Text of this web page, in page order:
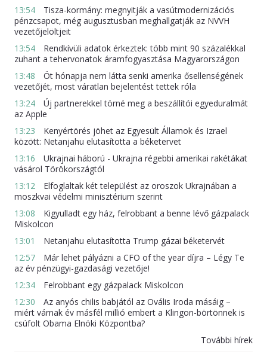
13:54
Tisza-kormány: megnyitják a vasútmodernizációs
pénzcsapot, még augusztusban meghallgatják az NVVH
vezetőjelöltjeit
13:54
Rendkívüli adatok érkeztek: több mint 90 százalékkal
zuhant a tehervonatok áramfogyasztása Magyarországon
13:48
Öt hónapja nem látta senki amerika ősellenségének
vezetőjét, most váratlan bejelentést tettek róla
13:24
Új partnerekkel törné meg a beszállítói egyeduralmát
az Apple
13:23
Kenyértörés jöhet az Egyesült Államok és Izrael
között: Netanjahu elutasította a béketervet
13:16
Ukrajnai háború - Ukrajna régebbi amerikai rakétákat
vásárol Törökországtól
13:12
Elfoglaltak két települést az oroszok Ukrajnában a
moszkvai védelmi minisztérium szerint
13:08
Kigyulladt egy ház, felrobbant a benne lévő gázpalack
Miskolcon
13:01
Netanjahu elutasította Trump gázai béketervét
12:57
Már lehet pályázni a CFO of the year díjra – Légy Te
az év pénzügyi-gazdasági vezetője!
12:34
Felrobbant egy gázpalack Miskolcon
12:30
Az anyós chilis babjától az Ovális Iroda másáig –
miért várnak év másfél millió embert a Klingon-börtönnek is
csúfolt Obama Elnöki Központba?
További hírek